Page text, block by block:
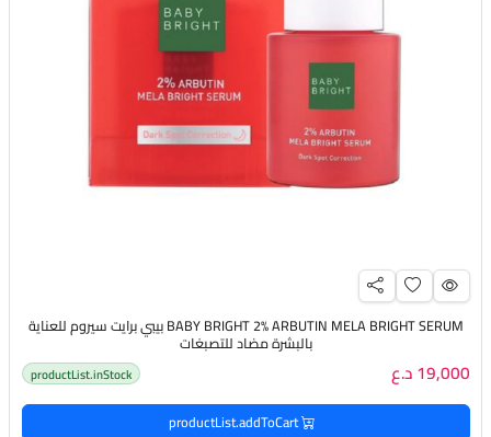
BABY BRIGHT 2% ARBUTIN MELA BRIGHT SERUM بيبي برايت سيروم للعناية
بالبشرة مضاد للتصبغات
19,000 د.ع productList.inStock
productList.addToCart